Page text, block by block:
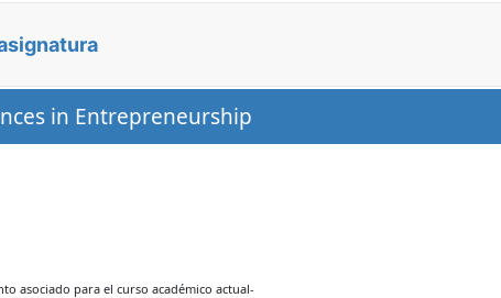
in Entrepreneurship
asociado para el curso académico actual-